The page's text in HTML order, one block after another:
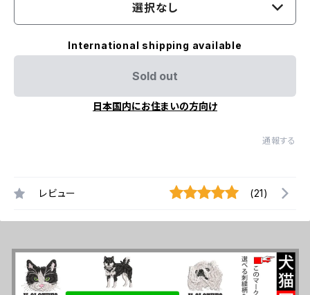
選択なし
International shipping available
Sold out
日本国内にお住まいの方向け
通報する
レビュー (21)